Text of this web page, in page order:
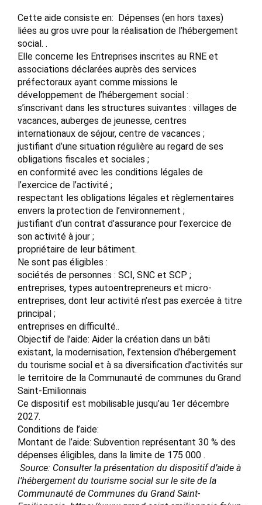
Cette aide consiste en: Dépenses (en hors taxes)
liées au gros uvre pour la réalisation de l’hébergement
social. .
Elle concerne les Entreprises inscrites au RNE et
associations déclarées auprès des services
préfectoraux ayant comme missions le
développement de l’hébergement social :
s’inscrivant dans les structures suivantes : villages de
vacances, auberges de jeunesse, centres
internationaux de séjour, centre de vacances ;
justifiant d’une situation régulière au regard de ses
obligations fiscales et sociales ;
en conformité avec les conditions légales de
l’exercice de l’activité ;
respectant les obligations légales et règlementaires
envers la protection de l’environnement ;
justifiant d’un contrat d’assurance pour l’exercice de
son activité à jour ;
propriétaire de leur bâtiment.
Ne sont pas éligibles :
sociétés de personnes : SCI, SNC et SCP ;
entreprises, types autoentrepreneurs et micro-
entreprises, dont leur activité n’est pas exercée à titre
principal ;
entreprises en difficulté..
Objectif de l’aide: Aider la création dans un bâti
existant, la modernisation, l’extension d’hébergement
du tourisme social et à sa diversification d’activités sur
le territoire de la Communauté de communes du Grand
Saint-Emilionnais
Ce dispositif est mobilisable jusqu’au 1er décembre
2027.
Conditions de l’aide:
Montant de l’aide: Subvention représentant 30 % des
dépenses éligibles, dans la limite de 175 000 .
Source: Consulter la présentation du dispositif d’aide à
l’hébergement du tourisme social sur le site de la
Communauté de Communes du Grand Saint-